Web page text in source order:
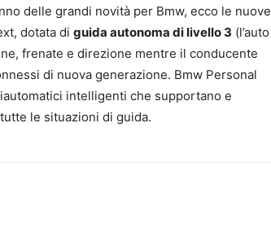
delle grandi novità per Bmw, ecco le nuove
dotata di guida autonoma di livello 3 (l’auto
frenate e direzione mentre il conducente
di nuova generazione. Bmw Personal
intelligenti che supportano e
le situazioni di guida.